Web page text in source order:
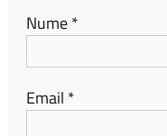
Nume*
Email *